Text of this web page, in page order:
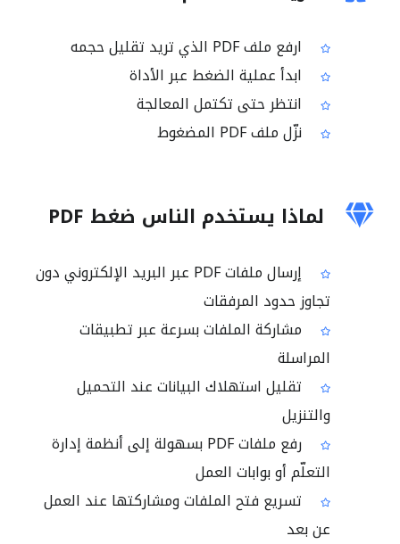
ارفع ملف PDF الذي تريد تقليل حجمه
ابدأ عملية الضغط عبر الأداة
انتظر حتى تكتمل المعالجة
نزّل ملف PDF المضغوط
لماذا يستخدم الناس ضغط PDF
إرسال ملفات PDF عبر البريد الإلكتروني دون
تجاوز حدود المرفقات
مشاركة الملفات بسرعة عبر تطبيقات
المراسلة
تقليل استهلاك البيانات عند التحميل
والتنزيل
رفع ملفات PDF بسهولة إلى أنظمة إدارة
التعلّم أو بوابات العمل
تسريع فتح الملفات ومشاركتها عند العمل
عن بعد